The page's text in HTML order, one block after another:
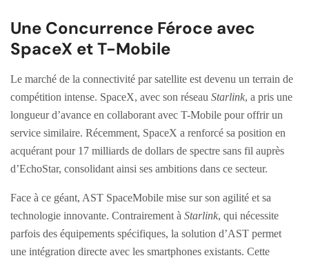
Une Concurrence Féroce avec
SpaceX et T-Mobile
Le marché de la connectivité par satellite est devenu un terrain de
compétition intense. SpaceX, avec son réseau Starlink, a pris une
longueur d’avance en collaborant avec T-Mobile pour offrir un
service similaire. Récemment, SpaceX a renforcé sa position en
acquérant pour 17 milliards de dollars de spectre sans fil auprès
d’EchoStar, consolidant ainsi ses ambitions dans ce secteur.
Face à ce géant, AST SpaceMobile mise sur son agilité et sa
technologie innovante. Contrairement à Starlink, qui nécessite
parfois des équipements spécifiques, la solution d’AST permet
une intégration directe avec les smartphones existants. Cette